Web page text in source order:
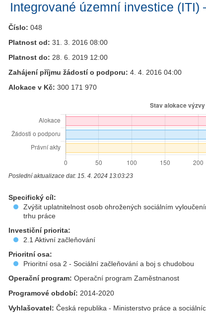
Integrované územní investice (ITI)
Číslo: 048
Platnost od: 31. 3. 2016 08:00
Platnost do: 28. 6. 2019 12:00
Zahájení příjmu žádostí o podporu: 4. 4. 2016 04:00
Alokace v Kč: 300 171 970
Poslední aktualizace dat: 15. 4. 2024 13:03:23
Specifický cíl:
Zvýšit uplatnitelnost osob ohrožených sociálním
trhu práce
Investiční priorita:
2.1 Aktivní začleňování
Prioritní osa:
Prioritní osa 2 - Sociální začleňování a boj s chudobou
Operační program: Operační program Zaměstnanost
Programové období: 2014-2020
Vyhlašovatel: Česká republika - Ministerstvo práce a